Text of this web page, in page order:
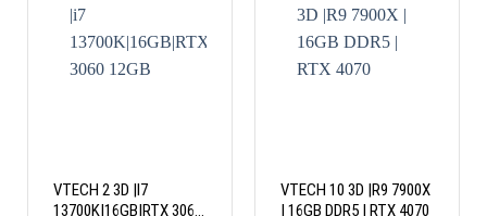
VTECH 2 3D |I7
13700K|16GB|RTX 3060
VTECH 10 3D |R9 7900X
| 16GB DDR5 | RTX 4070